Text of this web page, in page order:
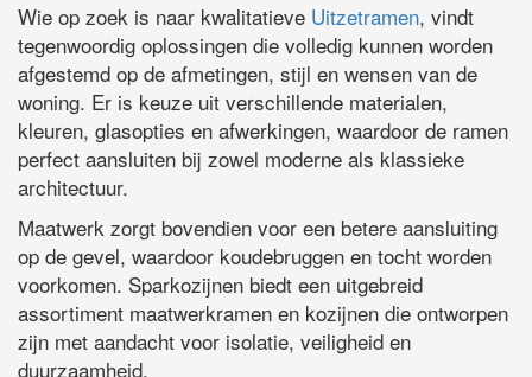
Wie op zoek is naar kwalitatieve Uitzetramen, vindt
tegenwoordig oplossingen die volledig kunnen worden
afgestemd op de afmetingen, stijl en wensen van de
woning. Er is keuze uit verschillende materialen,
kleuren, glasopties en afwerkingen, waardoor de ramen
perfect aansluiten bij zowel moderne als klassieke
architectuur.
Maatwerk zorgt bovendien voor een betere aansluiting
op de gevel, waardoor koudebruggen en tocht worden
voorkomen. Sparkozijnen biedt een uitgebreid
assortiment maatwerkramen en kozijnen die ontworpen
zijn met aandacht voor isolatie, veiligheid en
duurzaamheid.